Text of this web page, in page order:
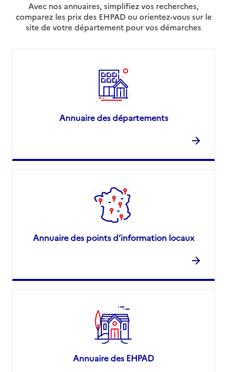
Avec nos annuaires, simplifiez vos recherches,
comparez les prix des EHPAD ou orientez-vous sur le
site de votre département pour vos démarches
Annuaire des départements
Annuaire des points d’information locaux
Annuaire des EHPAD